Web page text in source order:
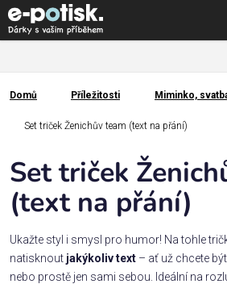
Přejít
na
obsah
Kategorie
Dárek
pro
Rodina
/
Láska
Domů
Domů Příležitosti Miminko,
Set triček Ženichův team (text na přání)
Set triček
(text na přání)
Ukažte styl i smysl pro humor! Na tohle
natisknout jakýkoliv text – ať už chcete
nebo prostě jen sami sebou. Ideální na